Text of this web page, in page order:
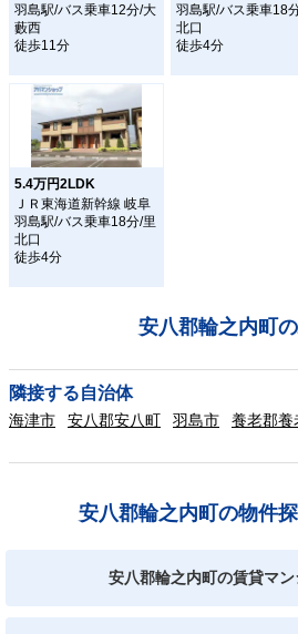
羽島駅/バス乗車12分/大
藪西
徒歩11分
羽島駅/バス乗車18
北口
徒歩4分
5.4万円2LDK
ＪＲ東海道新幹線 岐阜
羽島駅/バス乗車18分/里
北口
徒歩4分
安八郡輪之内町
隣接する自治体
海津市 安八郡安八町 羽島市 養老郡養
安八郡輪之内町の物件
安八郡輪之内町の賃貸マ